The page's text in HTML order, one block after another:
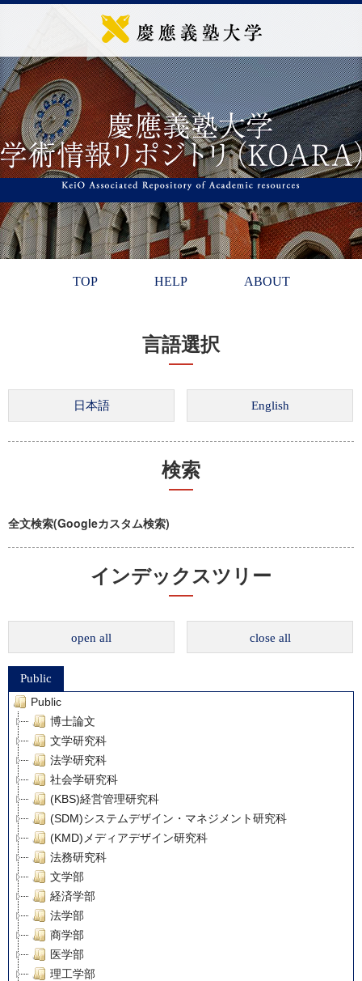
TOP HELP ABOUT
言語選択
検索
全文検索(Googleカスタム検索)
インデックスツリー
open all close all
Public
Public
博士論文
文学研究科
法学研究科
社会学研究科
(KBS)経営管理研究科
(SDM)システムデザイン・マネジメント研究科
(KMD)メディアデザイン研究科
法務研究科
文学部
経済学部
法学部
商学部
医学部
理工学部